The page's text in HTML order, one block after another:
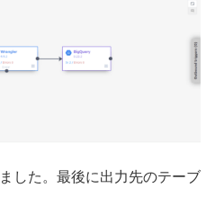
した。最後に出力先のテーブ